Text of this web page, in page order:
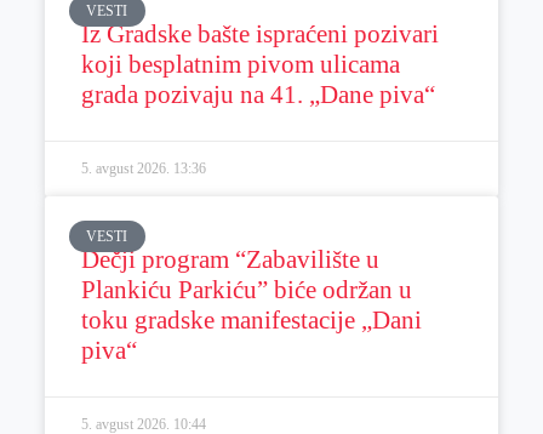
VESTI
Iz Gradske bašte ispraćeni pozivari
koji besplatnim pivom ulicama
grada pozivaju na 41. „Dane piva“
5. avgust 2026. 13:36
VESTI
Dečji program “Zabavilište u
Plankiću Parkiću” biće održan u
toku gradske manifestacije „Dani
piva“
5. avgust 2026. 10:44